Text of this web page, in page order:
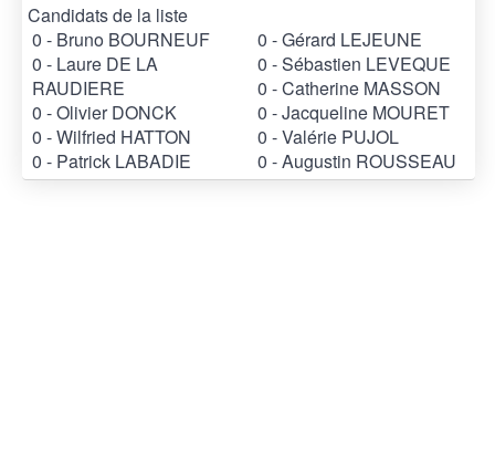
Candidats de la liste
0 - Bruno BOURNEUF
0 - Laure DE LA
RAUDIERE
0 - Olivier DONCK
0 - Wilfried HATTON
0 - Patrick LABADIE
0 - Gérard LEJEUNE
0 - Sébastien LEVEQUE
0 - Catherine MASSON
0 - Jacqueline MOURET
0 - Valérie PUJOL
0 - Augustin ROUSSEAU